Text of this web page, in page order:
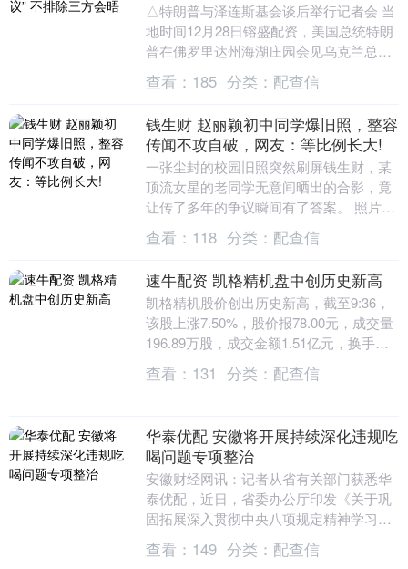
△特朗普与泽连斯基会谈后举行记者会 当
地时间12月28日镕盛配资，美国总统特朗
普在佛罗里达州海湖庄园会见乌克兰总统
泽连斯基后表示，美方在会谈结束后已同
英国、德国....
查看： 185 分类： 配查信
钱生财 赵丽颖初中同学爆旧照，整容
传闻不攻自破，网友：等比例长大!
一张尘封的校园旧照突然刷屏钱生财，某
顶流女星的老同学无意间晒出的合影，竟
让传了多年的争议瞬间有了答案。 照片里
的少女眉眼弯弯，青涩却藏不住灵动，和
如今镜头前的模....
查看： 118 分类： 配查信
速牛配资 凯格精机盘中创历史新高
凯格精机股价创出历史新高，截至9:36，
该股上涨7.50%，股价报78.00元，成交量
196.89万股，成交金额1.51亿元，换手率
3.33%，该股最新A股总市....
查看： 131 分类： 配查信
华泰优配 安徽将开展持续深化违规吃
喝问题专项整治
安徽财经网讯：记者从省有关部门获悉华
泰优配，近日，省委办公厅印发《关于巩
固拓展深入贯彻中央八项规定精神学习教
育成果持续深化违规吃喝问题专项整治的
通知》。 据悉，....
查看： 149 分类： 配查信